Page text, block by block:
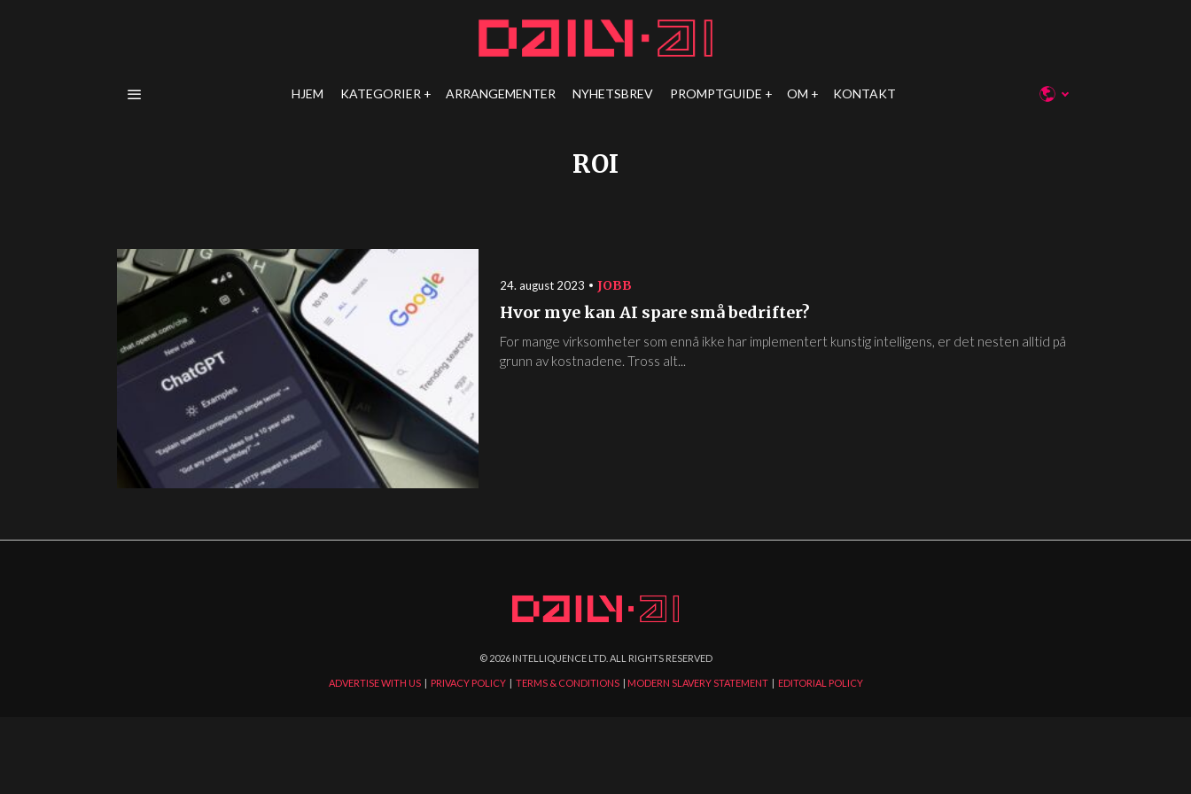
HJEM KATEGORIER ARRANGEMENTER NYHETSBREV PROMPTGUIDE OM KONTAKT
ROI
24. august 2023 JOBB
Hvor mye kan AI spare små bedrifter?
For mange virksomheter som ennå ikke har implementert kunstig intelligens, er det nesten alltid på
grunn av kostnadene. Tross alt...
© 2026INTELLIQUENCE LTD. ALL RIGHTS RESERVED
ADVERTISE WITH US| PRIVACY POLICY| TERMS & CONDITIONS| MODERN SLAVERY STATEMENT| EDITORIAL POLICY